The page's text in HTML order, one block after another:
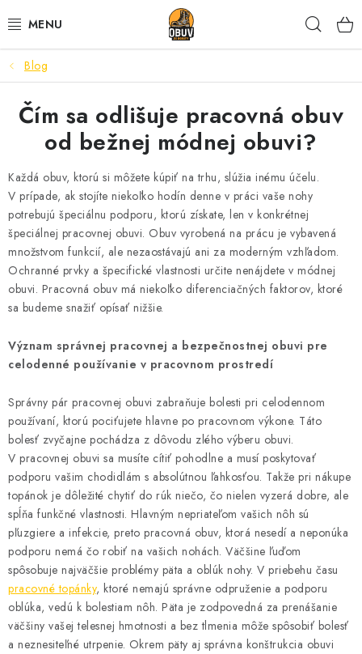
na
PRACOVNÁ A BEZPEČNOSTNÁ OBUV
VOĽNOČASOVÁ OBUV
VÝPREDAJ
VLOŽKY
IMPREGNÁCIA A OCHRANA
PRE KÁVIČKÁROV
BLOG
KONTAKT
O NÁS
HODNOTENIE OBCHODU
OCHRANNÉ PRACOVNÉ POMÔCKY
ZNAČKY
Často kladené otázky
INFORMÁCIE PRE ZÁKAZNÍKOV
Napíšte nám
Blog
Čím sa odlišuje pracovná obuv
od bežnej módnej obuvi­?
Každá obuv, ktorú si môžete kúpiť na trhu, slúžia inému účelu.
V prípade, ak stojíte niekoľko hodín denne v práci vaše nohy
potrebujú špeciálnu podporu, ktorú získate, len v konkrétnej
špeciálnej pracovnej obuvi. Obuv vyrobená na prácu je vybavená
množstvom funkcií, ale nezaostávajú ani za moderným vzhľadom.
Ochranné prvky a špecifické vlastnosti určite nenájdete v módnej
obuvi. Pracovná obuv má niekoľko diferenciačných faktorov, ktoré
sa budeme snažiť opísať nižšie.
Význam správnej pracovnej a bezpečnostnej obuvi pre
celodenné používanie v pracovnom prostredí
Správny pár pracovnej obuvi zabraňuje bolesti pri celodennom
používaní, ktorú pociťujete hlavne po pracovnom výkone. Táto
bolesť zvyčajne pochádza z dôvodu zlého výberu obuvi.
V pracovnej obuvi sa musíte cítiť pohodlne a musí poskytovať
podporu vašim chodidlám s absolútnou ľahkosťou. Takže pri nákupe
topánok je dôležité chytiť do rúk niečo, čo nielen vyzerá dobre, ale
spĺňa funkčné vlastnosti. Hlavným nepriateľom vašich nôh sú
pľuzgiere a infekcie, preto pracovná obuv, ktorá nesedí a neponúka
podporu nemá čo robiť na vašich nohách. Väčšine ľuďom
spôsobuje najväčšie problémy päta a oblúk nohy. V priebehu času
pracovné topánky, ktoré nemajú správne odpruženie a podporu
oblúka, vedú k bolestiam nôh. Päta je zodpovedná za prenášanie
väčšiny vašej telesnej hmotnosti a bez tlmenia môže spôsobiť bolesť
a neznesiteľné utrpenie. Okrem päty aj správna konštrukcia obuvi